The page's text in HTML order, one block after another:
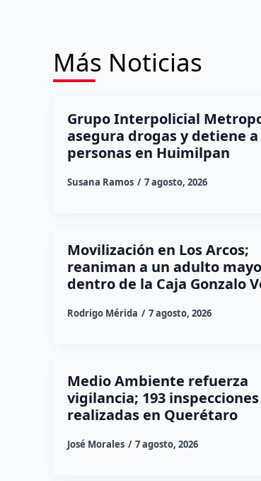
Más Noticias
Grupo Interpolicial
asegura drogas y detiene
personas en Huimilpan
Susana Ramos 7 agosto, 2026
Movilización en Los Arcos;
reaniman a un adulto
dentro de la Caja Gonzalo
Rodrigo Mérida 7 agosto, 2026
Medio Ambiente refuerza
vigilancia; 193 inspecciones
realizadas en Querétaro
José Morales 7 agosto, 2026